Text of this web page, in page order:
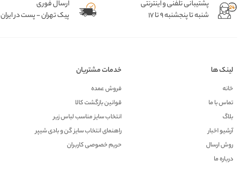
پشتیبانی تلفنی و اینترنتی
شنبه تا پنجشنبه 9 تا 17
ارسال فوری
پیک تهران - پست در ایران
لینک ها
خانه
تماس با ما
بلاگ
آرشیو اخبار
روش ارسال
درباره ما
خدمات مشتریان
فروش عمده
قوانین بازگشت کالا
انتخاب سایز مناسب لباس زیر
راهنمای انتخاب سایز گن و بادی شیپر
حریم خصوصی کاربران